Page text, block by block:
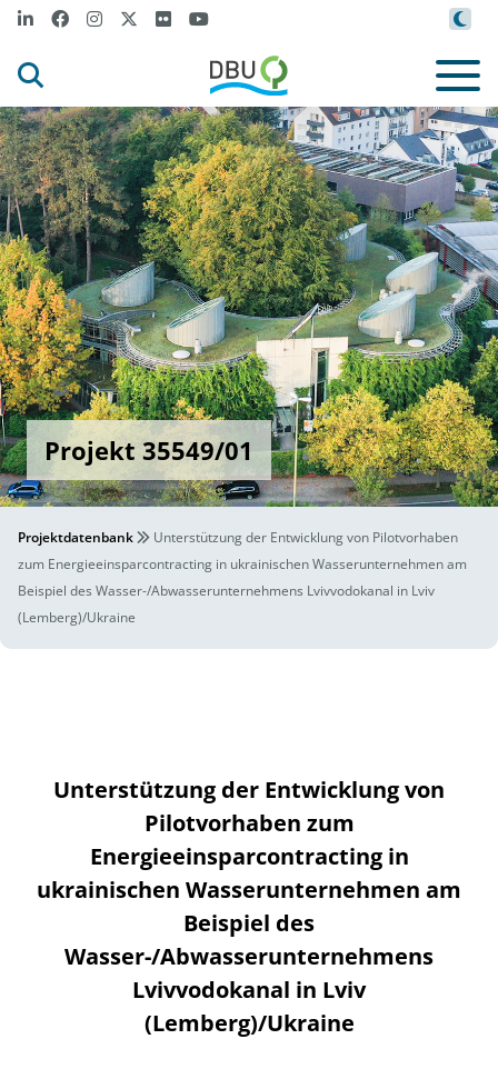
Projekt 35549/01
Projektdatenbank
Unterstützung der Entwicklung von Pilotvorhaben
zum Energieeinsparcontracting in ukrainischen Wasserunternehmen am
Beispiel des Wasser-/Abwasserunternehmens Lvivvodokanal in Lviv
(Lemberg)/Ukraine
Unterstützung der Entwicklung von
Pilotvorhaben zum
Energieeinsparcontracting in
ukrainischen Wasserunternehmen am
Beispiel des
Wasser-/Abwasserunternehmens
Lvivvodokanal in Lviv
(Lemberg)/Ukraine